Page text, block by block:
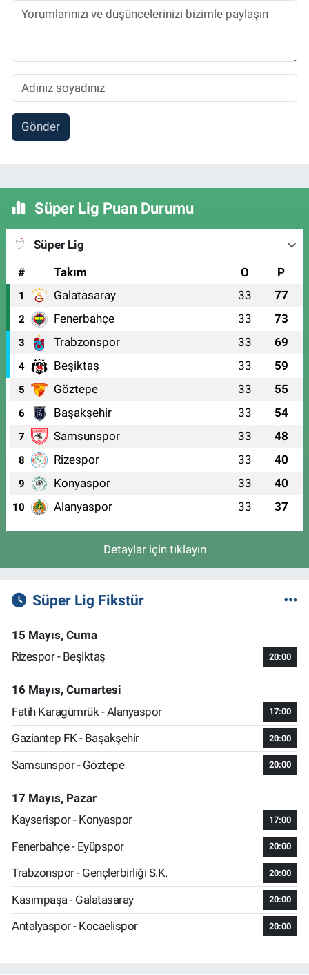
Gönder
Süper Lig Puan Durumu
Süper Lig
#
Takım O P
1 Galatasaray 33 77
2 Fenerbahçe 33 73
3 Trabzonspor 33 69
4 Beşiktaş 33 59
5 Göztepe 33 55
6 Başakşehir 33 54
7 Samsunspor 33 48
8 Rizespor 33 40
9 Konyaspor 33 40
10 Alanyaspor 33 37
Detaylar için tıklayın
Süper Lig Fikstür
15 Mayıs, Cuma
Rizespor - Beşiktaş
20:00
16 Mayıs, Cumartesi
Fatih Karagümrük - Alanyaspor
17:00
Gaziantep FK - Başakşehir 20:00
Samsunspor - Göztepe 20:00
17 Mayıs, Pazar
Kayserispor - Konyaspor
17:00
Fenerbahçe - Eyüpspor 20:00
Trabzonspor - Gençlerbirliği S.K. 20:00
Kasımpaşa - Galatasaray 20:00
Antalyaspor - Kocaelispor 20:00